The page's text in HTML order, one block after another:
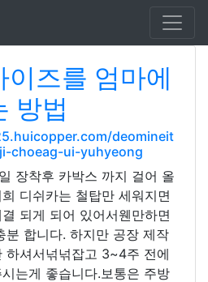
이즈를 엄마에
방법
deomineit
choeag-ui-yuhyeong
장착후 카박스 까지 걸어 올
디쉬카는 철탑만 세워지면
되게 되어 있어서웬만하면
분 합니다. 하지만 공장 제작
하셔서넊넊잡고 3~4주 전에
는게 좋습니다.보통은 주방